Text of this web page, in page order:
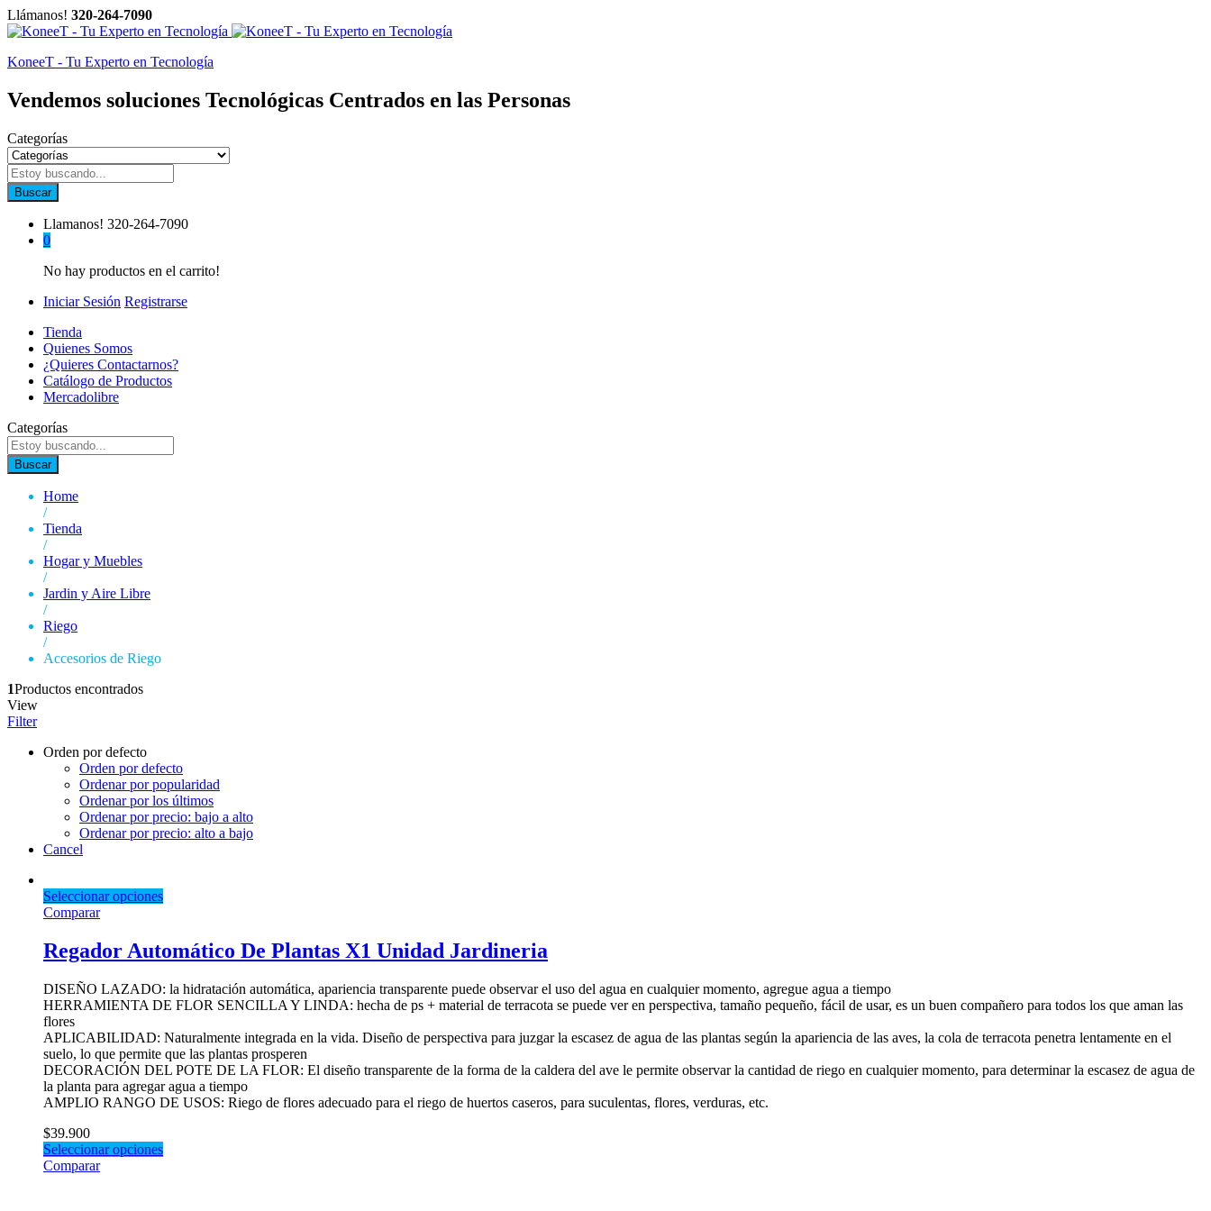
Llámanos! 320-264-7090
KoneeT - Tu Experto en Tecnología
Vendemos soluciones Tecnológicas Centrados en las Personas
Categorías
Buscar
Llamanos! 320-264-7090
0
No hay productos en el carrito!
Iniciar Sesión Registrarse
Tienda
Quienes Somos
¿Quieres Contactarnos?
Catálogo de Productos
Mercadolibre
Categorías
Buscar
Home
/
Tienda
/
Hogar y Muebles
/
Jardin y Aire Libre
/
Riego
/
Accesorios de Riego
1Productos encontrados
View
Filter
Orden por defecto
Orden por defecto
Ordenar por popularidad
Ordenar por los últimos
Ordenar por precio: bajo a alto
Ordenar por precio: alto a bajo
Cancel
Seleccionar opciones
Comparar
Regador Automático De Plantas X1 Unidad Jardineria
DISEÑO LAZADO: la hidratación automática, apariencia transparente puede observar el uso del agua en cualquier momento, agregue agua a tiempo
HERRAMIENTA DE FLOR SENCILLA Y LINDA: hecha de ps + material de terracota se puede ver en perspectiva, tamaño pequeño, fácil de usar, es un buen compañero para todos los que aman las
flores
APLICABILIDAD: Naturalmente integrada en la vida. Diseño de perspectiva para juzgar la escasez de agua de las plantas según la apariencia de las aves, la cola de terracota penetra lentamente en el
suelo, lo que permite que las plantas prosperen
DECORACIÓN DEL POTE DE LA FLOR: El diseño transparente de la forma de la caldera del ave le permite observar la cantidad de riego en cualquier momento, para determinar la escasez de agua de
la planta para agregar agua a tiempo
AMPLIO RANGO DE USOS: Riego de flores adecuado para el riego de huertos caseros, para suculentas, flores, verduras, etc.
$39.900
Seleccionar opciones
Comparar